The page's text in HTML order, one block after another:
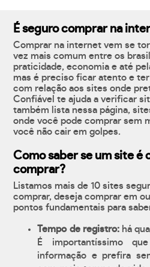
É seguro comprar na
Comprar na internet vem se
vez mais comum entre os
praticidade, economia e até
mas é preciso ficar atento e
com relação aos sites onde
Confiável te ajuda a verificar
também lista nessa página,
onde você pode comprar sem
você não cair em golpes.
Como saber se um site é
comprar?
Listamos mais de 10 sites
comprar, deseja comprar em
pontos fundamentais para
Tempo de registro:há
É importantíssimo
informação e prefira